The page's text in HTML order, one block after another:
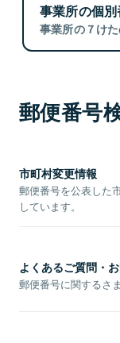
事業所の個
事業所の７け
郵便番号
市町村変更情報
郵便番号を公表した
しています。
よくあるご質問・
郵便番号に関するさ